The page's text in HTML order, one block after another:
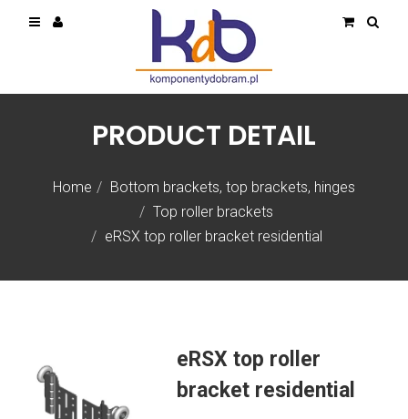
Home
Bottom brackets, top brackets, hinges
Top roller brackets
eRSX top roller bracket residential
PRODUCT DETAIL
eRSX top roller
bracket residential